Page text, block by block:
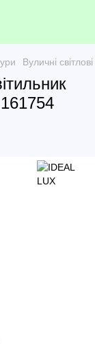
Вуличні